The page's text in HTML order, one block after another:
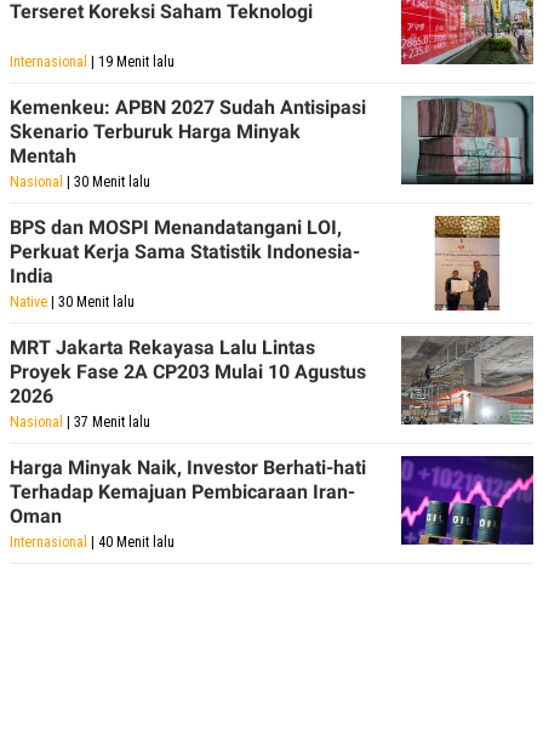
Terseret Koreksi Saham Teknologi
Internasional | 19 Menit lalu
Kemenkeu: APBN 2027 Sudah Antisipasi
Skenario Terburuk Harga Minyak
Mentah
Nasional | 30 Menit lalu
BPS dan MOSPI Menandatangani LOI,
Perkuat Kerja Sama Statistik Indonesia-
India
Native | 30 Menit lalu
MRT Jakarta Rekayasa Lalu Lintas
Proyek Fase 2A CP203 Mulai 10 Agustus
2026
Nasional | 37 Menit lalu
Harga Minyak Naik, Investor Berhati-hati
Terhadap Kemajuan Pembicaraan Iran-
Oman
Internasional | 40 Menit lalu